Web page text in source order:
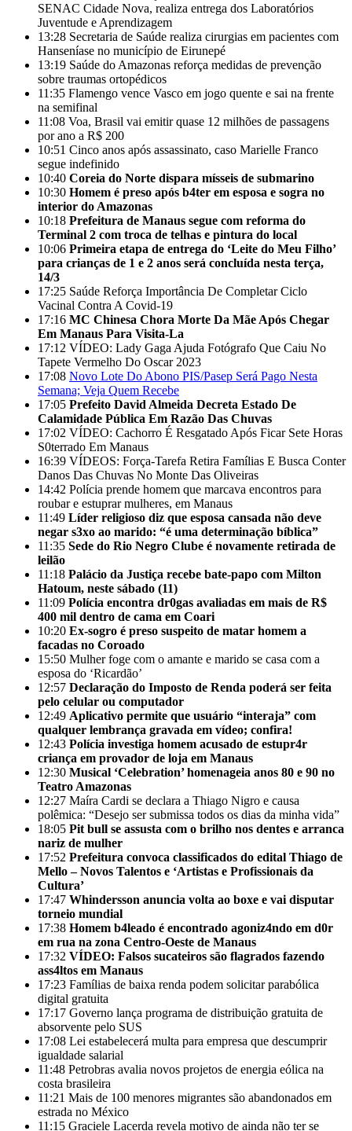
SENAC Cidade Nova, realiza entrega dos Laboratórios
Juventude e Aprendizagem
13:28 Secretaria de Saúde realiza cirurgias em pacientes com
Hanseníase no município de Eirunepé
13:19 Saúde do Amazonas reforça medidas de prevenção
sobre traumas ortopédicos
11:35 Flamengo vence Vasco em jogo quente e sai na frente
na semifinal
11:08 Voa, Brasil vai emitir quase 12 milhões de passagens
por ano a R$ 200
10:51 Cinco anos após assassinato, caso Marielle Franco
segue indefinido
10:40 Coreia do Norte dispara mísseis de submarino
10:30 Homem é preso após b4ter em esposa e sogra no
interior do Amazonas
10:18 Prefeitura de Manaus segue com reforma do
Terminal 2 com troca de telhas e pintura do local
10:06 Primeira etapa de entrega do ‘Leite do Meu Filho’
para crianças de 1 e 2 anos será concluída nesta terça,
14/3
17:25 Saúde Reforça Importância De Completar Ciclo
Vacinal Contra A Covid-19
17:16 MC Chinesa Chora Morte Da Mãe Após Chegar
Em Manaus Para Visita-La
17:12 VÍDEO: Lady Gaga Ajuda Fotógrafo Que Caiu No
Tapete Vermelho Do Oscar 2023
17:08 Novo Lote Do Abono PIS/Pasep Será Pago Nesta
Semana; Veja Quem Recebe
17:05 Prefeito David Almeida Decreta Estado De
Calamidade Pública Em Razão Das Chuvas
17:02 VÍDEO: Cachorro É Resgatado Após Ficar Sete Horas
S0terrado Em Manaus
16:39 VÍDEOS: Força-Tarefa Retira Famílias E Busca Conter
Danos Das Chuvas No Monte Das Oliveiras
14:42 Polícia prende homem que marcava encontros para
roubar e estuprar mulheres, em Manaus
11:49 Líder religioso diz que esposa cansada não deve
negar s3xo ao marido: “é uma determinação bíblica”
11:35 Sede do Rio Negro Clube é novamente retirada de
leilão
11:18 Palácio da Justiça recebe bate-papo com Milton
Hatoum, neste sábado (11)
11:09 Polícia encontra dr0gas avaliadas em mais de R$
400 mil dentro de cama em Coari
10:20 Ex-sogro é preso suspeito de matar homem a
facadas no Coroado
15:50 Mulher foge com o amante e marido se casa com a
esposa do ‘Ricardão’
12:57 Declaração do Imposto de Renda poderá ser feita
pelo celular ou computador
12:49 Aplicativo permite que usuário “interaja” com
qualquer lembrança gravada em vídeo; confira!
12:43 Polícia investiga homem acusado de estupr4r
criança em provador de loja em Manaus
12:30 Musical ‘Celebration’ homenageia anos 80 e 90 no
Teatro Amazonas
12:27 Maíra Cardi se declara a Thiago Nigro e causa
polêmica: “Desejo ser submissa todos os dias da minha vida”
18:05 Pit bull se assusta com o brilho nos dentes e arranca
nariz de mulher
17:52 Prefeitura convoca classificados do edital Thiago de
Mello – Novos Talentos e ‘Artistas e Profissionais da
Cultura’
17:47 Whindersson anuncia volta ao boxe e vai disputar
torneio mundial
17:38 Homem b4leado é encontrado agoniz4ndo em d0r
em rua na zona Centro-Oeste de Manaus
17:32 VÍDEO: Falsos sucateiros são flagrados fazendo
ass4ltos em Manaus
17:23 Famílias de baixa renda podem solicitar parabólica
digital gratuita
17:17 Governo lança programa de distribuição gratuita de
absorvente pelo SUS
17:08 Lei estabelecerá multa para empresa que descumprir
igualdade salarial
11:48 Petrobras avalia novos projetos de energia eólica na
costa brasileira
11:21 Mais de 100 menores migrantes são abandonados em
estrada no México
11:15 Graciele Lacerda revela motivo de ainda não ter se